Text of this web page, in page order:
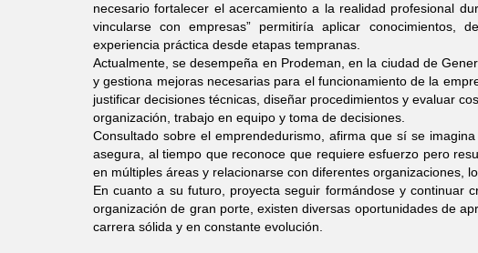
necesario fortalecer el acercamiento a la realidad profesional
vincularse con empresas” permitiría aplicar conocimientos,
experiencia práctica desde etapas tempranas.
Actualmente, se desempeña en Prodeman, en la ciudad de
y gestiona mejoras necesarias para el funcionamiento de la
justificar decisiones técnicas, diseñar procedimientos y evaluar
organización, trabajo en equipo y toma de decisiones.
Consultado sobre el emprendedurismo, afirma que sí se
asegura, al tiempo que reconoce que requiere esfuerzo pero
en múltiples áreas y relacionarse con diferentes organizaciones,
En cuanto a su futuro, proyecta seguir formándose y continuar
organización de gran porte, existen diversas oportunidades de
carrera sólida y en constante evolución.